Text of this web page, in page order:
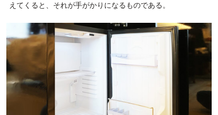
えてくると、それが手がかりになるものである。